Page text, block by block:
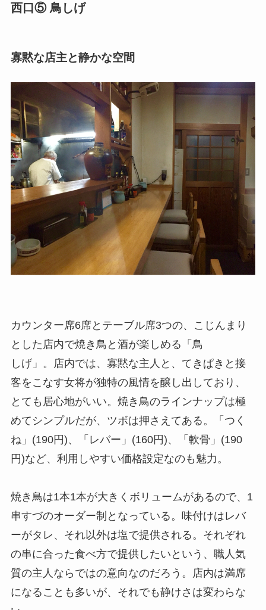
西口⑤ 鳥しげ
寡黙な店主と静かな空間
カウンター席6席とテーブル席3つの、こじんまり
とした店内で焼き鳥と酒が楽しめる「鳥
しげ」。店内では、寡黙な主人と、てきぱきと接
客をこなす女将が独特の風情を醸し出しており、
とても居心地がいい。焼き鳥のラインナップは極
めてシンプルだが、ツボは押さえてある。「つく
ね」(190円)、「レバー」(160円)、「軟骨」(190
円)など、利用しやすい価格設定なのも魅力。
焼き鳥は1本1本が大きくボリュームがあるので、1
串すづのオーダー制となっている。味付けはレバ
ーがタレ、それ以外は塩で提供される。それぞれ
の串に合った食べ方で提供したいという、職人気
質の主人ならではの意向なのだろう。店内は満席
になることも多いが、それでも静けさは変わらな